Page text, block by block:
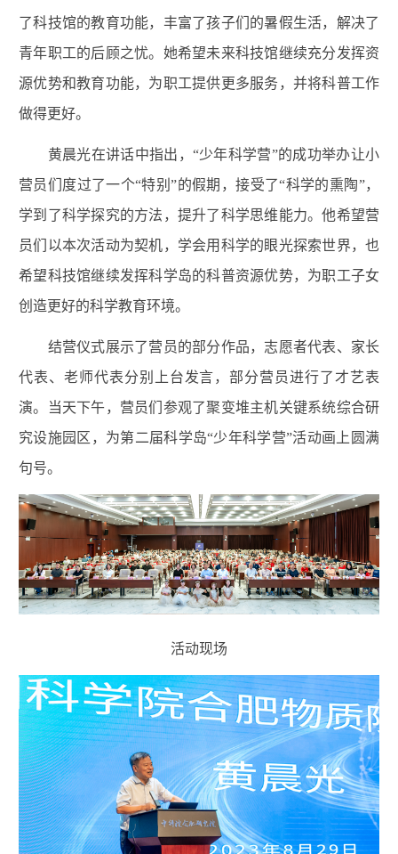
了科技馆的教育功能，丰富了孩子们的暑假生活，解决了
青年职工的后顾之忧。她希望未来科技馆继续充分发挥资
源优势和教育功能，为职工提供更多服务，并将科普工作
做得更好。
黄晨光在讲话中指出，“少年科学营”的成功举办让小
营员们度过了一个“特别”的假期，接受了“科学的熏陶”，
学到了科学探究的方法，提升了科学思维能力。他希望营
员们以本次活动为契机，学会用科学的眼光探索世界，也
希望科技馆继续发挥科学岛的科普资源优势，为职工子女
创造更好的科学教育环境。
结营仪式展示了营员的部分作品，志愿者代表、家长
代表、老师代表分别上台发言，部分营员进行了才艺表
演。
当天下午，营员们参观了聚变堆主机关键系统综合研
究设施园区，为第二届科学岛“少年科学营”活动画上圆满
句号。
活动现场